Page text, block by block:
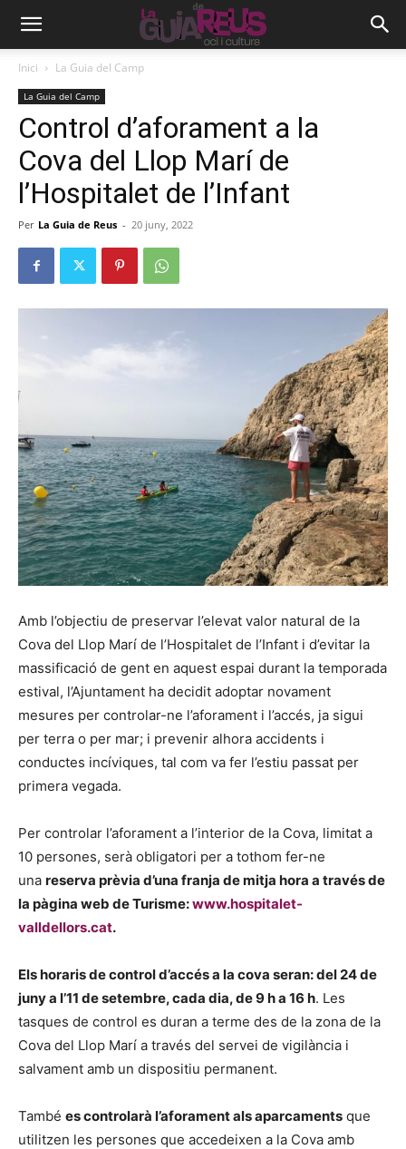
Inici La Guia del Camp
La Guia del Camp
Control d’aforament a la
Cova del Llop Marí de
l’Hospitalet de l’Infant
Per La Guia de Reus - 20 juny, 2022
Amb l’objectiu de preservar l’elevat valor natural de la
Cova del Llop Marí de l’Hospitalet de l’Infant i d’evitar la
massificació de gent en aquest espai durant la temporada
estival, l’Ajuntament ha decidit adoptar novament
mesures per controlar-ne l’aforament i l’accés, ja sigui
per terra o per mar; i prevenir alhora accidents i
conductes incíviques, tal com va fer l’estiu passat per
primera vegada.
Per controlar l’aforament a l’interior de la Cova, limitat a
10 persones, serà obligatori per a tothom fer-ne
una reserva prèvia d’una franja de mitja hora a través de
la pàgina web de Turisme:www.hospitalet-
valldellors.cat.
Els horaris de control d’accés a la cova seran: del 24 de
juny a l’11 de setembre, cada dia, de 9 h a 16 h. Les
tasques de control es duran a terme des de la zona de la
Cova del Llop Marí a través del servei de vigilància i
salvament amb un dispositiu permanent.
També es controlarà l’aforament als aparcaments que
utilitzen les persones que accedeixen a la Cova amb